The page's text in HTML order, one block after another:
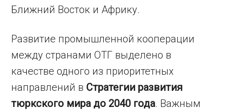
Ближний Восток и Африку.
Развитие промышленной кооперации
между странами ОТГ выделено в
качестве одного из приоритетных
направлений в Стратегии развития
тюркского мира до 2040 года. Важным